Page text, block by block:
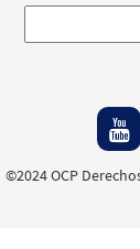
©2024 OCP